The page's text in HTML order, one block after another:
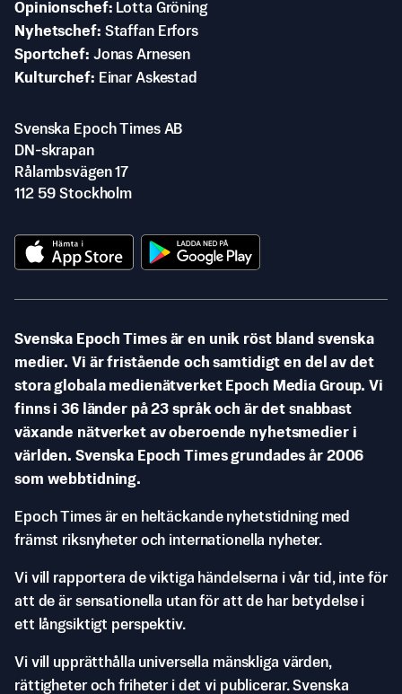
Opinionschef
Lotta Gröning
Nyhetschef Staffan Erfors
Sportchef Jonas Arnesen
Kulturchef
Einar Askestad
Svenska Epoch Times AB
DN-skrapan
Rålambsvägen 17
112 59 Stockholm
Svenska Epoch Times är en unik röst bland svenska
medier. Vi är fristående och samtidigt en del av det
stora globala medienätverket Epoch Media Group. Vi
finns i 36 länder på 23 språk och är det snabbast
växande nätverket av oberoende nyhetsmedier i
världen. Svenska Epoch Times grundades år 2006
som webbtidning.
Epoch Times är en heltäckande nyhetstidning med
främst riksnyheter och internationella nyheter.
Vi vill rapportera de viktiga händelserna i vår tid, inte för
att de är sensationella utan för att de har betydelse i
ett långsiktigt perspektiv.
Vi vill upprätthålla universella mänskliga värden,
rättigheter och friheter i det vi publicerar. Svenska